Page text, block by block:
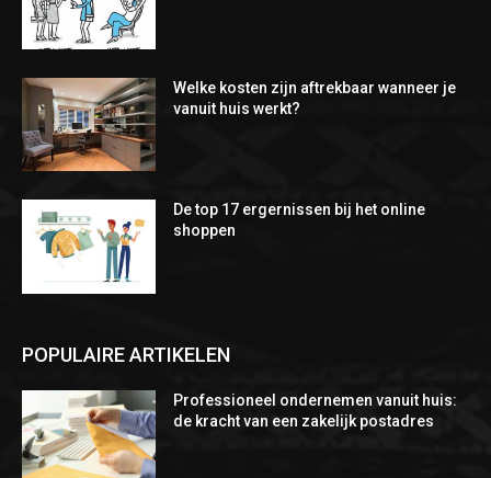
Welke kosten zijn aftrekbaar wanneer je
vanuit huis werkt?
De top 17 ergernissen bij het online
shoppen
POPULAIRE ARTIKELEN
Professioneel ondernemen vanuit huis:
de kracht van een zakelijk postadres